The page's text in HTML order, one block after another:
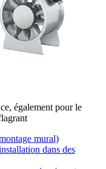
également pour le
mural)
dans des